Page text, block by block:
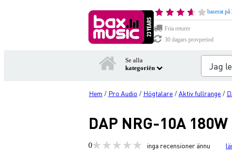
baserat
Fria returer
30 dagars provperiod
Se alla
kategoriën
Hem / Pro Audio / Högtalare /Aktiv fullrange /
DAP NRG-10A
0 inga recensioner ännu